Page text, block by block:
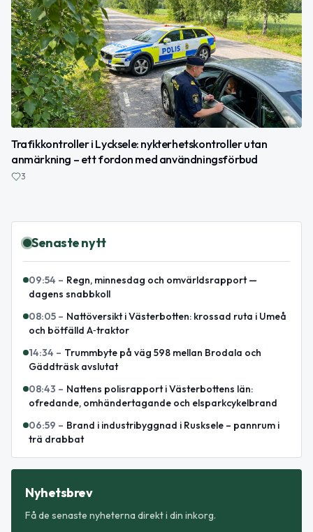
Trafikkontroller i Lycksele: nykterhetskontroller utan
anmärkning – ett fordon med användningsförbud
3
Senaste nytt
09:54 – Regn, minnesdag och omvärldsrapport —
dagens snabbkoll
08:05 – Nattöversikt i Västerbotten: krossad ruta i Umeå
och bötfälld A‑traktor
14:34 – Trummbyte på väg 598 mellan Brodala och
Gäddträsk avslutat
08:43 – Nattens polisrapport i Västerbottens län:
ofredande, omhändertagande och elsparkcykelbrand
06:59 – Brand i industribyggnad i Rusksele – pannrum i
trä drabbat
Nyhetsbrev
Få de senaste nyheterna direkt i din inkorg.